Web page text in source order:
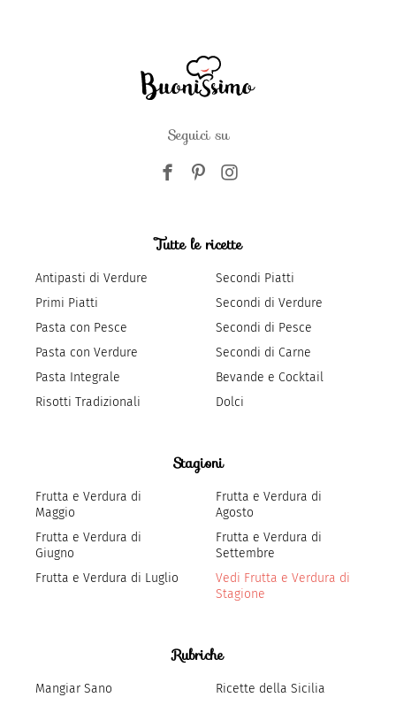
Seguici su
Tutte le ricette
Antipasti di Verdure
Primi Piatti
Pasta con Pesce
Pasta con Verdure
Pasta Integrale
Risotti Tradizionali
Secondi Piatti
Secondi di Verdure
Secondi di Pesce
Secondi di Carne
Bevande e Cocktail
Dolci
Stagioni
Frutta e Verdura di
Maggio
Frutta e Verdura di
Giugno
Frutta e Verdura di Luglio
Frutta e Verdura di
Agosto
Frutta e Verdura di
Settembre
Vedi Frutta e Verdura di
Stagione
Rubriche
Mangiar Sano
Ricette della Sicilia